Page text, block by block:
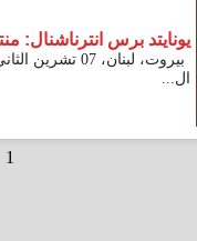
انترناشنال: منتدى
بيروت، لبنان، 07 تشرين